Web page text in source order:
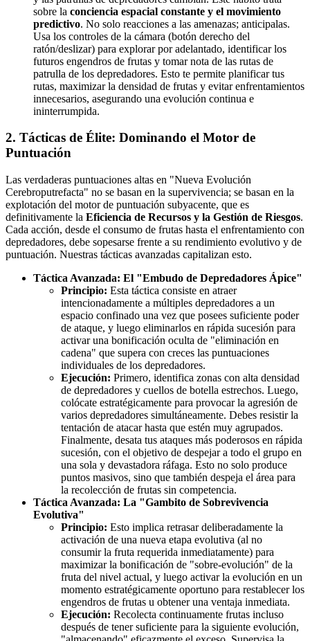
sobre la conciencia espacial constante y el movimiento
predictivo. No solo reacciones a las amenazas; anticipalas.
Usa los controles de la cámara (botón derecho del
ratón/deslizar) para explorar por adelantado, identificar los
futuros engendros de frutas y tomar nota de las rutas de
patrulla de los depredadores. Esto te permite planificar tus
rutas, maximizar la densidad de frutas y evitar enfrentamientos
innecesarios, asegurando una evolución continua e
ininterrumpida.
2. Tácticas de Élite: Dominando el Motor de
Puntuación
Las verdaderas puntuaciones altas en "Nueva Evolución
Cerebroputrefacta" no se basan en la supervivencia; se basan en la
explotación del motor de puntuación subyacente, que es
definitivamente la Eficiencia de Recursos y la Gestión de Riesgos.
Cada acción, desde el consumo de frutas hasta el enfrentamiento con
depredadores, debe sopesarse frente a su rendimiento evolutivo y de
puntuación. Nuestras tácticas avanzadas capitalizan esto.
Táctica Avanzada: El "Embudo de Depredadores Ápice"
Principio: Esta táctica consiste en atraer
intencionadamente a múltiples depredadores a un
espacio confinado una vez que posees suficiente poder
de ataque, y luego eliminarlos en rápida sucesión para
activar una bonificación oculta de "eliminación en
cadena" que supera con creces las puntuaciones
individuales de los depredadores.
Ejecución: Primero, identifica zonas con alta densidad
de depredadores y cuellos de botella estrechos. Luego,
colócate estratégicamente para provocar la agresión de
varios depredadores simultáneamente. Debes resistir la
tentación de atacar hasta que estén muy agrupados.
Finalmente, desata tus ataques más poderosos en rápida
sucesión, con el objetivo de despejar a todo el grupo en
una sola y devastadora ráfaga. Esto no solo produce
puntos masivos, sino que también despeja el área para
la recolección de frutas sin competencia.
Táctica Avanzada: La "Gambito de Sobrevivencia
Evolutiva"
Principio: Esto implica retrasar deliberadamente la
activación de una nueva etapa evolutiva (al no
consumir la fruta requerida inmediatamente) para
maximizar la bonificación de "sobre-evolución" de la
fruta del nivel actual, y luego activar la evolución en un
momento estratégicamente oportuno para restablecer los
engendros de frutas u obtener una ventaja inmediata.
Ejecución: Recolecta continuamente frutas incluso
después de tener suficiente para la siguiente evolución,